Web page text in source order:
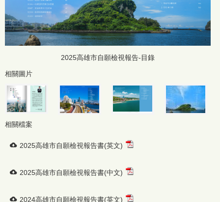
2024高雄市自願檢視報告-目錄
2025高雄市自願檢視報告-目錄